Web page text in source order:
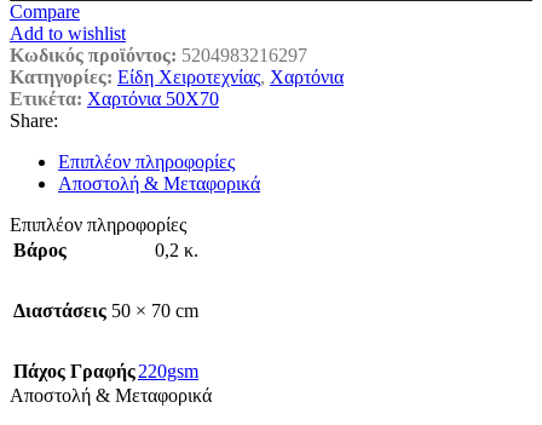
Compare
Add to wishlist
Κωδικός προϊόντος: 5204983216297
Κατηγορίες: Είδη Χειροτεχνίας, Χαρτόνια
Ετικέτα: Χαρτόνια 50Χ70
Share:
Επιπλέον πληροφορίες
Αποστολή & Μεταφορικά
Επιπλέον πληροφορίες
Βάρος
0,2 κ.
Διαστάσεις 50 × 70 cm
Πάχος Γραφής220gsm
Αποστολή & Μεταφορικά